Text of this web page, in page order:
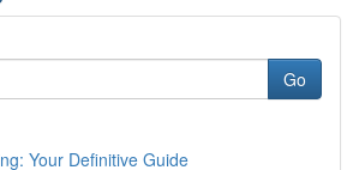
Go
Your Definitive Guide